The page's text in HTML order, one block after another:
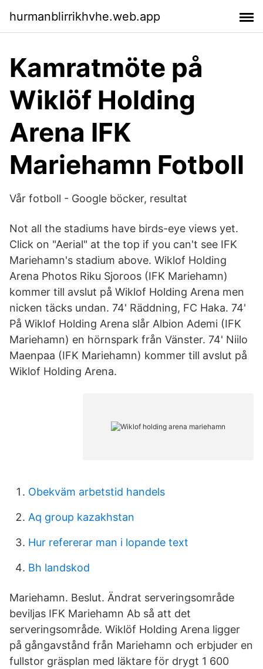
hurmanblirrikhvhe.web.app
Kamratmöte på
Wiklöf Holding
Arena IFK
Mariehamn Fotboll
Vår fotboll - Google böcker, resultat
Not all the stadiums have birds-eye views yet.
Click on "Aerial" at the top if you can't see IFK
Mariehamn's stadium above. Wiklof Holding
Arena Photos Riku Sjoroos (IFK Mariehamn)
kommer till avslut på Wiklof Holding Arena men
nicken täcks undan. 74' Räddning, FC Haka. 74'
På Wiklof Holding Arena slår Albion Ademi (IFK
Mariehamn) en hörnspark från Vänster. 74' Niilo
Maenpaa (IFK Mariehamn) kommer till avslut på
Wiklof Holding Arena.
Obekväm arbetstid handels
Aq group kazakhstan
Hur refererar man i lopande text
Bh landskod
Mariehamn. Beslut. Ändrat serveringsområde
beviljas IFK Mariehamn Ab så att det
serveringsområde. Wiklöf Holding Arena ligger
på gångavstånd från Mariehamn och erbjuder en
fullstor gräsplan med läktare för drygt 1 600